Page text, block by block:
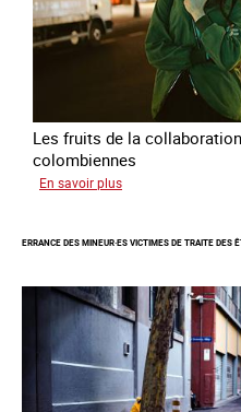
Les fruits de la
colombiennes
En savoir plus
traite
partenariat
avec
la
Colombie
ERRANCE DES MINEUR·ES VICTIMES DE TRAITE DES